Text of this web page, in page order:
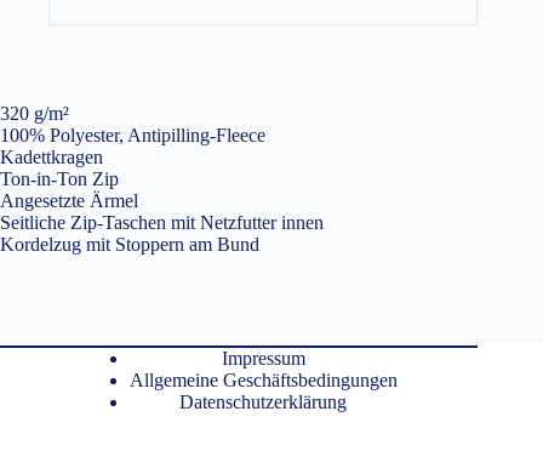
320 g/m²
100% Polyester, Antipilling-Fleece
Kadettkragen
Ton-in-Ton Zip
Angesetzte Ärmel
Seitliche Zip-Taschen mit Netzfutter innen
Kordelzug mit Stoppern am Bund
Impressum
Allgemeine Geschäftsbedingungen
Datenschutzerklärung